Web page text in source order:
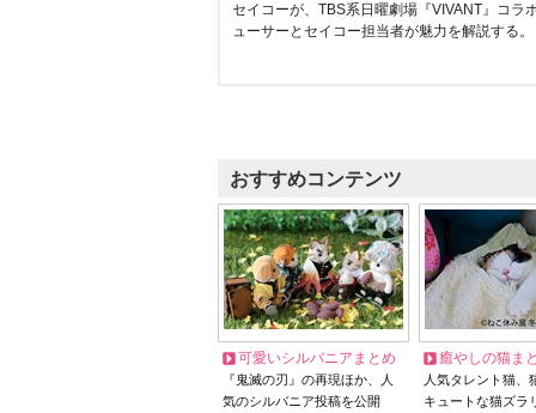
セイコーが、TBS系日曜劇場『VIVANT』コラ
ューサーとセイコー担当者が魅力を解説する。
おすすめコンテンツ
可愛いシルバニアまとめ
『鬼滅の刃』の再現ほか、人
気のシルバニア投稿を公開
癒やしの猫ま
人気タレント猫
キュートな猫ズラ